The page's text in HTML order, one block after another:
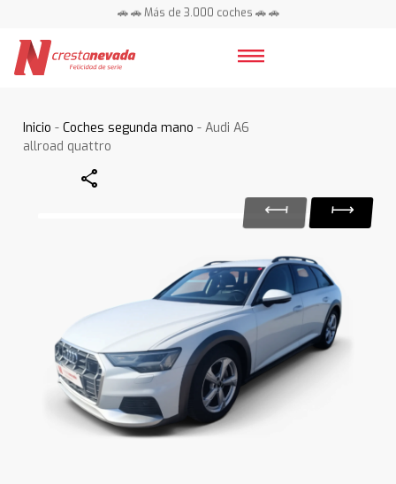
🚗 🚗 Más de 3.000 coches 🚗 🚗
Inicio -Coches segunda mano - Audi A6
allroad quattro
Share